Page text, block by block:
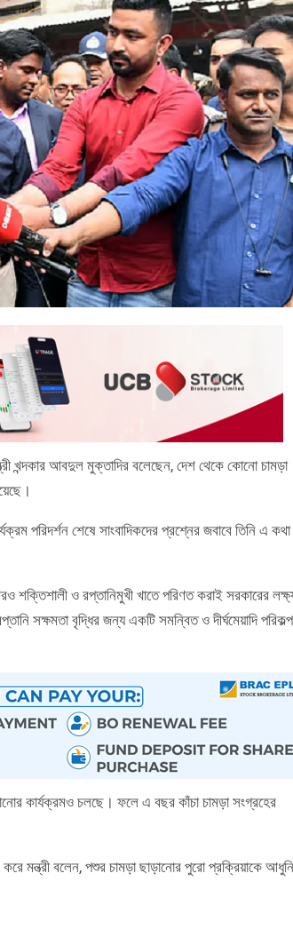
খন্দকার আবদুল মুক্তাদির বলেছেন, দেশ থেকে কোনো চামড়া
পরিদর্শন শেষে সাংবাদিকদের প্রশ্নের জবাবে তিনি এ কথা
শক্তিশালী ও রপ্তানিমুখী খাতে পরিণত করাই সরকারের
সক্ষমতা বৃদ্ধির জন্য একটি সমন্বিত ও দীর্ঘমেয়াদি
কার্যক্রমও চলছে। ফলে এ বছর কাঁচা চামড়া সংগ্রহের
মন্ত্রী বলেন, পশুর চামড়া ছাড়ানোর পুরো প্রক্রিয়াকে